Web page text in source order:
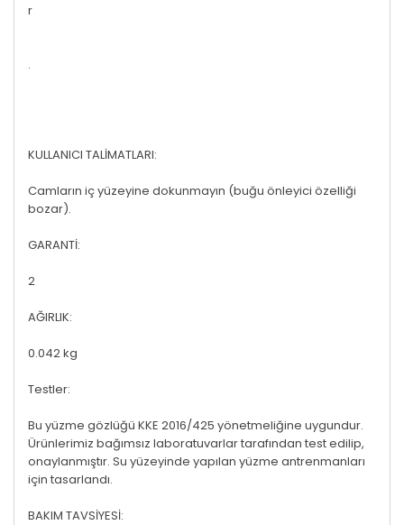
r
.
KULLANICI TALİMATLARI:
Camların iç yüzeyine dokunmayın (buğu önleyici özelliği
bozar).
GARANTİ:
2
AĞIRLIK:
0.042 kg
Testler:
Bu yüzme gözlüğü KKE 2016/425 yönetmeliğine uygundur.
Ürünlerimiz bağımsız laboratuvarlar tarafından test edilip,
onaylanmıştır. Su yüzeyinde yapılan yüzme antrenmanları
için tasarlandı.
BAKIM TAVSİYESİ: